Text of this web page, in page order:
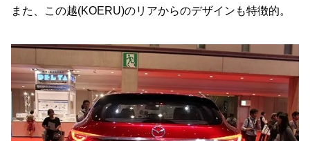
また、この越(KOERU)のリアからのデザインも特徴的。